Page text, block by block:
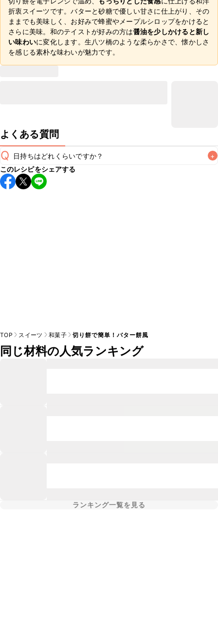
折衷スイーツです。バターと砂糖で優しい甘さに仕上がり、その
ままでも美味しく、お好みで蜂蜜やメープルシロップをかけると
さらに美味。和のテイストが好みの方は醤油を少しかけると新し
い味わいに変化します。生八ツ橋のような柔らかさで、懐かしさ
を感じる素朴な味わいが魅力です。
よくある質問
Q 日持ちはどれくらいですか？ +
こちらのレシピは出来たてをお召し上がりいただくことをお
すすめします。
このレシピをシェアする
TOP スイーツ 和菓子 切り餅で簡単！バター餅風
同じ材料の人気ランキング
ランキング一覧を見る